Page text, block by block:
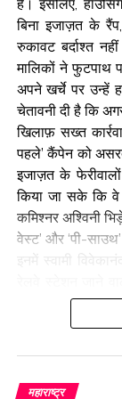
हैं। इसलिए,
बिना इजाज़त के
रुकावट बर्दाश्त
मालिकों ने फुटपाथ
अपने खर्चे पर उन्हें
चेतावनी दी है कि
खिलाफ़ सख्त
पहले’ कैंपेन को
इजाज़त के
किया जा सके कि
कमिश्नर अश्विनी
वेस्ट’ और ‘पी-
स्टेशन के पास
विज़िट के दौरान,
के रास्ते में रुकावट
महाराष्ट्र